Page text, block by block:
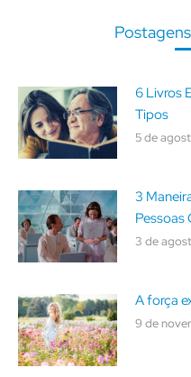
6 Livros
Tipos
5 de
3
Pessoas
3 de
A força
9 de